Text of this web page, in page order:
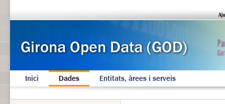
Inici Dades Entitats, àrees i serveis